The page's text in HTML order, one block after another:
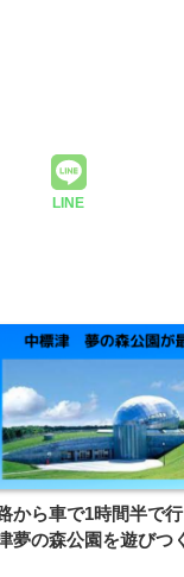
LINE
から車で1時間半で
夢の森公園を遊びつ